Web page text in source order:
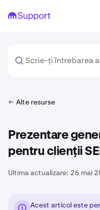
Alte resurse
Prezentare
pentru clienții
Ultima actualizare: 26 mai
Acest articol este